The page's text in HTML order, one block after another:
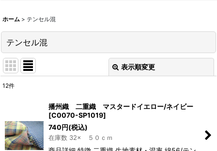
ホーム > テンセル混
テンセル混
表示順変更
並び順:
絞り込む
12件
播州織 二重織 マスタードイエロー/ネイビー
[C0070-SP1019]
740円(税込)
在庫数 32× ５０ｃｍ